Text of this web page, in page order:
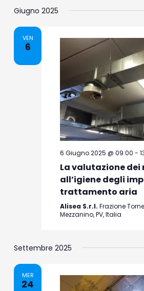
Giugno 2025
VEN
6
6 Giugno 2025 @ 09:00 -
La valutazione
all’igiene degli
trattamento aria
Alisea S.r.l. Frazione
Mezzanino, PV, Italia
Settembre 2025
MER
24